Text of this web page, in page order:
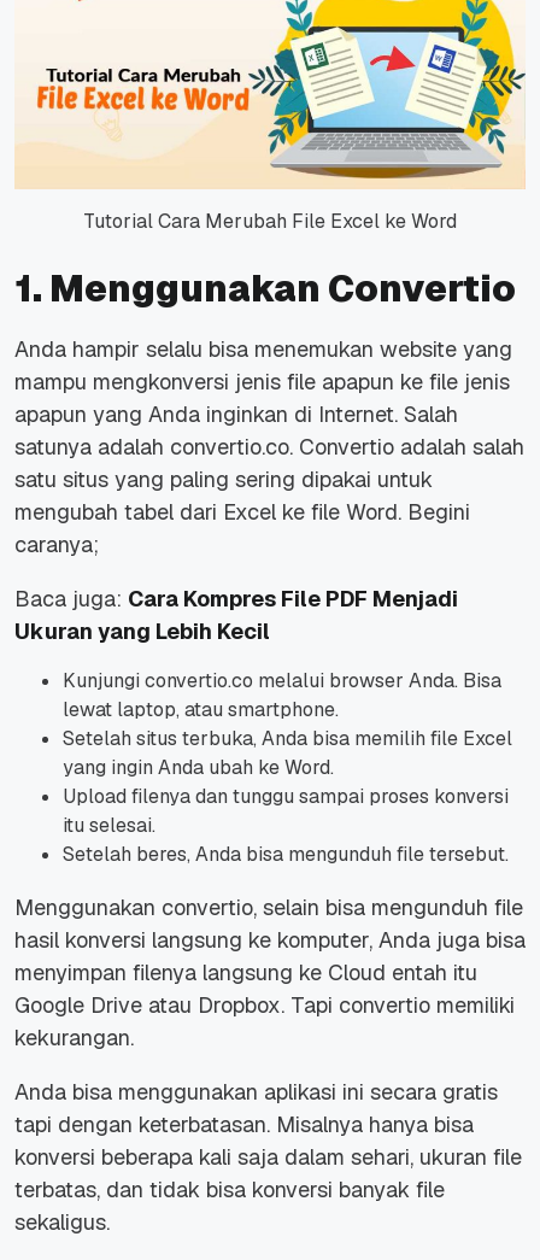
Tutorial Cara Merubah File Excel ke Word
1. Menggunakan Convertio
Anda hampir selalu bisa menemukan website yang
mampu mengkonversi jenis file apapun ke file jenis
apapun yang Anda inginkan di Internet. Salah
satunya adalah convertio.co. Convertio adalah salah
satu situs yang paling sering dipakai untuk
mengubah tabel dari Excel ke file Word. Begini
caranya;
Baca juga: Cara Kompres File PDF Menjadi
Ukuran yang Lebih Kecil
Kunjungi convertio.co melalui browser Anda. Bisa
lewat laptop, atau smartphone.
Setelah situs terbuka, Anda bisa memilih file Excel
yang ingin Anda ubah ke Word.
Upload filenya dan tunggu sampai proses konversi
itu selesai.
Setelah beres, Anda bisa mengunduh file tersebut.
Menggunakan convertio, selain bisa mengunduh file
hasil konversi langsung ke komputer, Anda juga bisa
menyimpan filenya langsung ke Cloud entah itu
Google Drive atau Dropbox. Tapi convertio memiliki
kekurangan.
Anda bisa menggunakan aplikasi ini secara gratis
tapi dengan keterbatasan. Misalnya hanya bisa
konversi beberapa kali saja dalam sehari, ukuran file
terbatas, dan tidak bisa konversi banyak file
sekaligus.